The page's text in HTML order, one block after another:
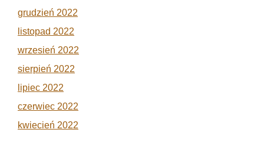
grudzień 2022
listopad 2022
wrzesień 2022
sierpień 2022
lipiec 2022
czerwiec 2022
kwiecień 2022